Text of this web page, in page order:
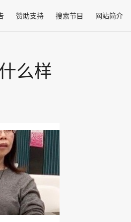
赞助支持 搜索节目 网站简介
么样